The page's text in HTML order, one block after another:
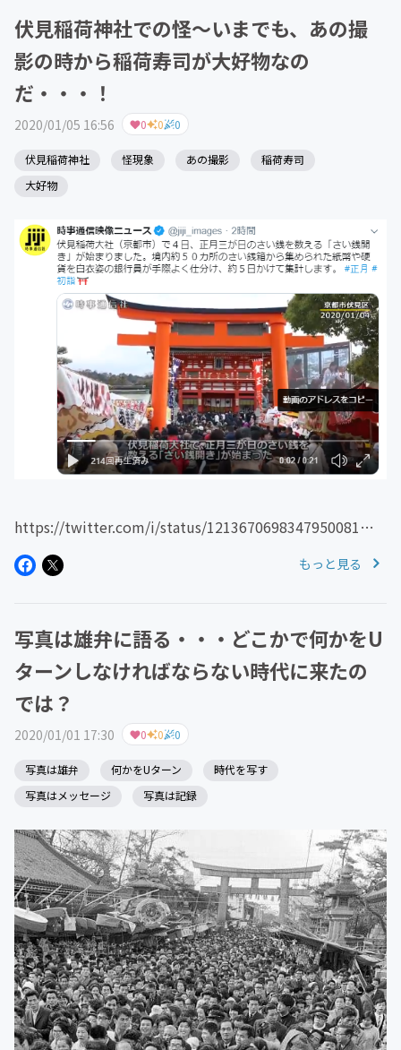
伏見稲荷神社での怪～いまでも、あの撮
影の時から稲荷寿司が大好物なの
だ・・・！
2020/01/05 16:56 0 0 0
伏見稲荷神社 怪現象 あの撮影
稲荷寿司
大好物
https://twitter.com/i/status/1213670698347950081
ージの女性グラビア写真集の撮影なんて、出版社からの依
もっと見る
写真は雄弁に語る・・・どこかで何かをU
ターンしなければならない時代に来たの
では？
2020/01/01 17:30 0 0 0
写真は雄弁 何かをUターン
時代を写す
写真はメッセージ
写真は記録